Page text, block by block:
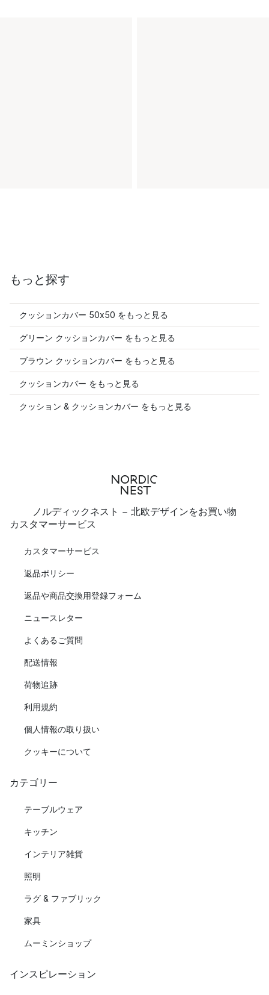
もっと探す
クッションカバー 50x50 をもっと見る
グリーン クッションカバー をもっと見る
ブラウン クッションカバー をもっと見る
クッションカバー をもっと見る
クッション & クッションカバー をもっと見る
ノルディックネスト - 北欧デザインをお買い物
カスタマーサービス
カスタマーサービス
返品ポリシー
返品や商品交換用登録フォーム
ニュースレター
よくあるご質問
配送情報
荷物追跡
利用規約
個人情報の取り扱い
クッキーについて
カテゴリー
テーブルウェア
キッチン
インテリア雑貨
照明
ラグ & ファブリック
家具
ムーミンショップ
インスピレーション